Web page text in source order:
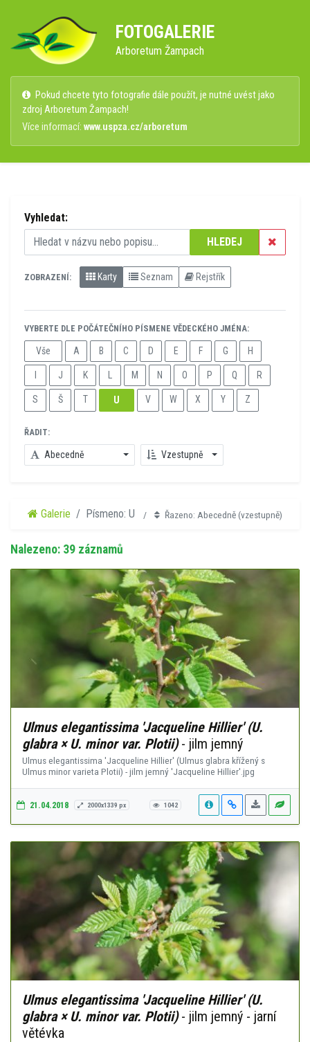
FOTOGALERIE
Arboretum Žampach
Pokud chcete tyto fotografie dále použít, je nutné uvést jako
zdroj Arboretum Žampach!
Více informací: www.uspza.cz/arboretum
Vyhledat:
HLEDEJ
ZOBRAZENÍ: Karty Seznam Rejstřík
VYBERTE DLE POČÁTEČNÍHO PÍSMENE VĚDECKÉHO JMÉNA:
Vše A B C D E F G H
J K M N O P Q R
S Š T U V W X Y Z
ŘADIT:
Abecedně Vzestupně
Galerie Písmeno: U Řazeno: Abecedně (vzestupně)
Nalezeno: 39 záznamů
Ulmus elegantissima 'Jacqueline Hillier' (U.
glabra × U. minor var. Plotii)- jilm jemný
Ulmus elegantissima 'Jacqueline Hillier' (Ulmus glabra křížený s
Ulmus minor varieta Plotii) - jilm jemný 'Jacqueline Hillier'.jpg
21.04.2018 2000x1339 px 1042
Ulmus elegantissima 'Jacqueline Hillier' (U.
glabra × U. minor var. Plotii)- jilm jemný - jarní
větévka